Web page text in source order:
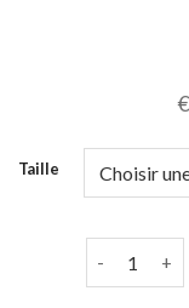
€
Taille
quantité